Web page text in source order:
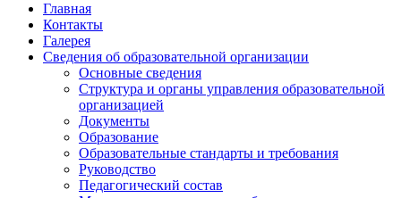
Главная
Контакты
Галерея
Сведения об образовательной организации
Основные сведения
Структура и органы управления образовательной
организацией
Документы
Образование
Образовательные стандарты и требования
Руководство
Педагогический состав